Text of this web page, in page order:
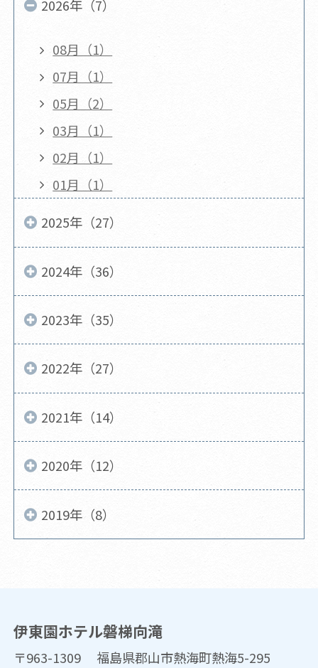
2026年（7）
08月（1）
07月（1）
05月（2）
03月（1）
02月（1）
01月（1）
2025年（27）
2024年（36）
2023年（35）
2022年（27）
2021年（14）
2020年（12）
2019年（8）
伊東園ホテル磐梯向滝
〒963-1309 福島県郡山市熱海町熱海5-295